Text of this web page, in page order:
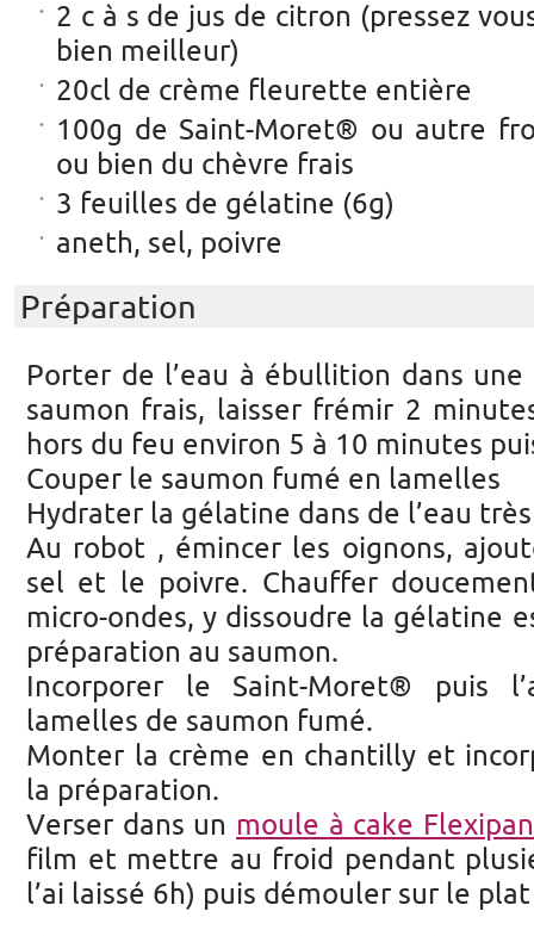
2 c à s de jus de citron (pressez
bien meilleur)
20cl de crème fleurette entière
100g de Saint-Moret® ou autre
ou bien du chèvre frais
3 feuilles de gélatine (6g)
aneth, sel, poivre
Préparation
Porter de l’eau à ébullition dans
saumon frais, laisser frémir 2
hors du feu environ 5 à 10 minutes
Couper le saumon fumé en lamelles
Hydrater la gélatine dans de l’eau
Au robot , émincer les oignons,
sel et le poivre. Chauffer
micro-ondes, y dissoudre la gélatine
préparation au saumon.
Incorporer le Saint-Moret® puis
lamelles de saumon fumé.
Monter la crème en chantilly et
la préparation.
Verser dans un moule à cake
film et mettre au froid pendant
l’ai laissé 6h) puis démouler sur le